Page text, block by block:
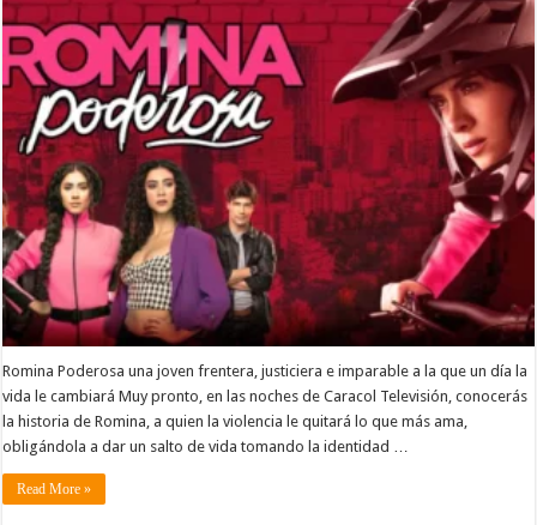
Romina Poderosa una joven frentera, justiciera e imparable a la que un día la
vida le cambiará Muy pronto, en las noches de Caracol Televisión, conocerás
la historia de Romina, a quien la violencia le quitará lo que más ama,
obligándola a dar un salto de vida tomando la identidad …
Read More »